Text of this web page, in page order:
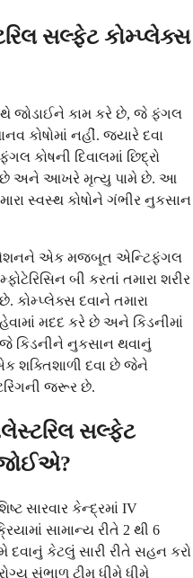
સલ્ફેટ કોમ્પ્લેક્સ
જોડાઈને કામ કરે છે, જે ફંગલ
કોષોમાં નહીં. જ્યારે દવા
કોષની દિવાલમાં છિદ્રો
છે અને આખરે મૃત્યુ પામે છે. આ
સ્વસ્થ કોષોને ગંભીર નુકસાન
એક મજબૂત એન્ટિફંગલ
બી કરતાં તમારા શરીર
કોમ્પ્લેક્સ દવાને તમારા
મદદ કરે છે અને કિડનીમાં
કિડનીને નુકસાન થવાનું
શક્તિશાળી દવા છે જેને
જરૂર છે.
સલ્ફેટ
જોઈએ?
સારવાર કેન્દ્રમાં IV
સામાન્ય રીતે 2 થી 6
કેટલું સારી રીતે સહન કરો
સંભાળ ટીમ ધીમે ધીમે